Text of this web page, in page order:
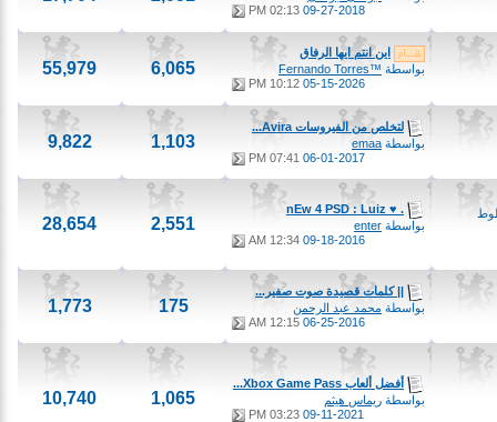
09-27-2018
02:13 PM
اين انتم ايها الرفاق
بواسطة™Fernando Torres
05-15-2026
10:12 PM
6,065
55,979
لتخلص من الفيروسات Avira...
بواسطةemaa
06-01-2017
07:41 PM
1,103
9,822
. ♥ nEw 4 PSD : Luiz
بواسطةenter
09-18-2016
12:34 AM
2,551
28,654
|| كلمات قصيدة صوت صفير...
بواسطةمحمد عبد الرحمن
06-25-2016
12:15 AM
175
1,773
أفضل ألعاب Xbox Game Pass...
بواسطةريماس هيثم
09-11-2021
03:23 PM
1,065
10,740